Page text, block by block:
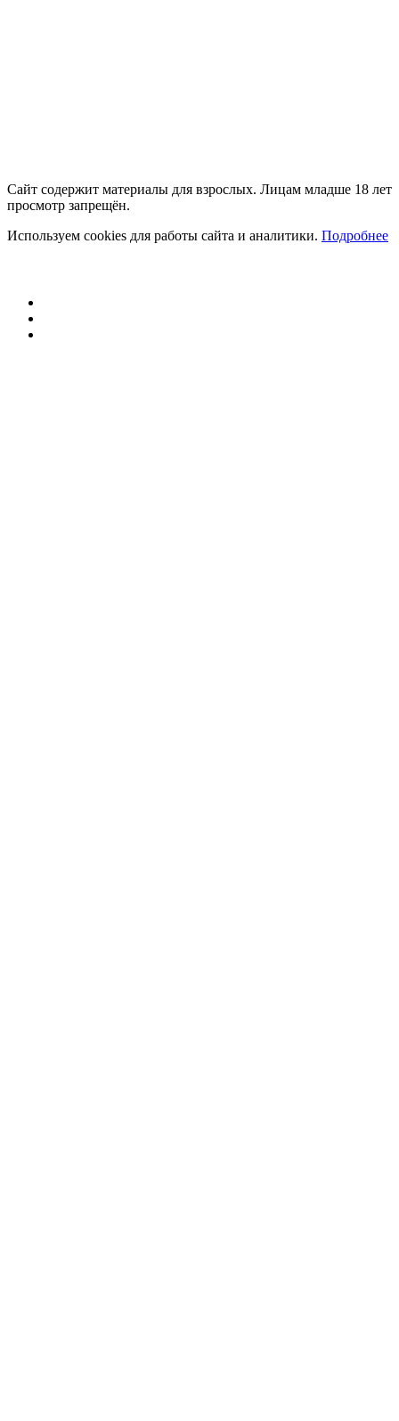
Сайт содержит материалы для взрослых. Лицам младше 18 лет
просмотр запрещён.
Используем cookies для работы сайта и аналитики. Подробнее